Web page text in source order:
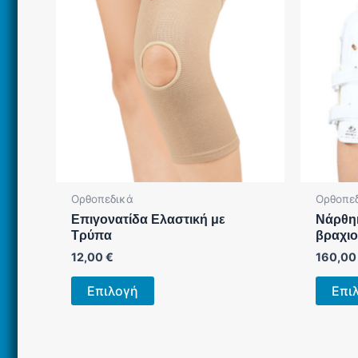
Ορθοπεδικά
Επιγονατίδα Ελαστική με
Τρύπα
12,00€
Επιλογή
Αυτό
το